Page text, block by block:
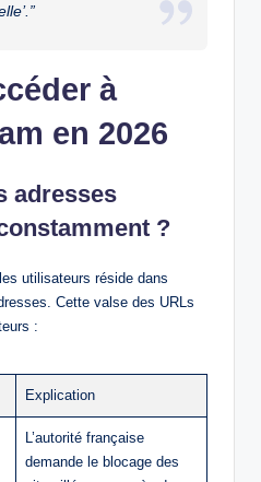
à
en 2026
adresses
?
utilisateurs réside dans
Cette valse des URLs
:
Explication
L’autorité française
demande le blocage des